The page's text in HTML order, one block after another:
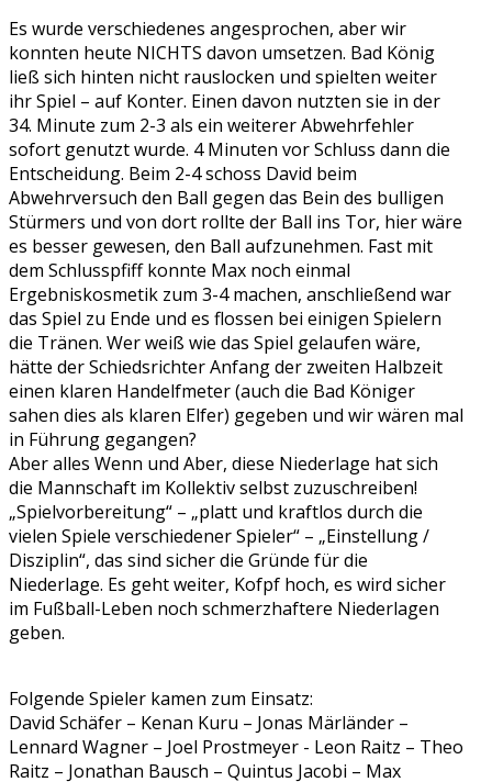
Es wurde verschiedenes angesprochen, aber wir
konnten heute NICHTS davon umsetzen. Bad König
ließ sich hinten nicht rauslocken und spielten weiter
ihr Spiel – auf Konter. Einen davon nutzten sie in der
34. Minute zum 2-3 als ein weiterer Abwehrfehler
sofort genutzt wurde. 4 Minuten vor Schluss dann die
Entscheidung. Beim 2-4 schoss David beim
Abwehrversuch den Ball gegen das Bein des bulligen
Stürmers und von dort rollte der Ball ins Tor, hier wäre
es besser gewesen, den Ball aufzunehmen. Fast mit
dem Schlusspfiff konnte Max noch einmal
Ergebniskosmetik zum 3-4 machen, anschließend war
das Spiel zu Ende und es flossen bei einigen Spielern
die Tränen. Wer weiß wie das Spiel gelaufen wäre,
hätte der Schiedsrichter Anfang der zweiten Halbzeit
einen klaren Handelfmeter (auch die Bad Königer
sahen dies als klaren Elfer) gegeben und wir wären mal
in Führung gegangen?
Aber alles Wenn und Aber, diese Niederlage hat sich
die Mannschaft im Kollektiv selbst zuzuschreiben!
„Spielvorbereitung“ – „platt und kraftlos durch die
vielen Spiele verschiedener Spieler“ – „Einstellung /
Disziplin“, das sind sicher die Gründe für die
Niederlage. Es geht weiter, Kofpf hoch, es wird sicher
im Fußball-Leben noch schmerzhaftere Niederlagen
geben.
Folgende Spieler kamen zum Einsatz:
David Schäfer – Kenan Kuru – Jonas Märländer –
Lennard Wagner – Joel Prostmeyer - Leon Raitz – Theo
Raitz – Jonathan Bausch – Quintus Jacobi – Max